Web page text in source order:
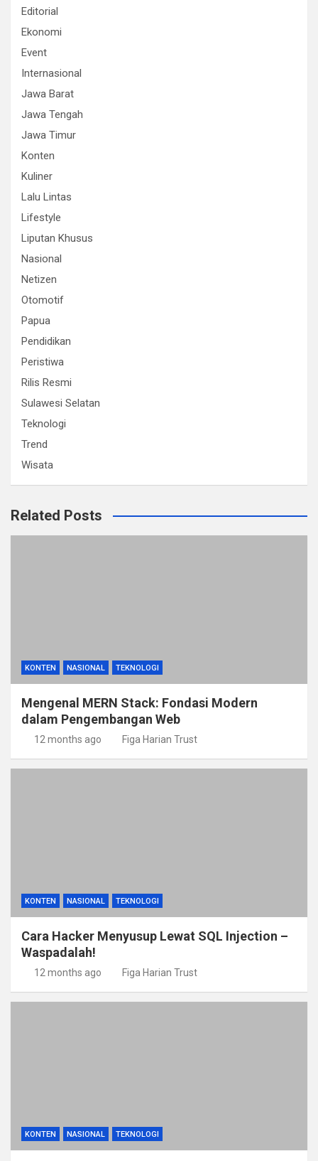
Editorial
Ekonomi
Event
Internasional
Jawa Barat
Jawa Tengah
Jawa Timur
Konten
Kuliner
Lalu Lintas
Lifestyle
Liputan Khusus
Nasional
Netizen
Otomotif
Papua
Pendidikan
Peristiwa
Rilis Resmi
Sulawesi Selatan
Teknologi
Trend
Wisata
Related Posts
KONTEN NASIONAL TEKNOLOGI
Mengenal MERN Stack: Fondasi Modern
dalam Pengembangan Web
12 months ago Figa Harian Trust
KONTEN NASIONAL TEKNOLOGI
Cara Hacker Menyusup Lewat SQL Injection –
Waspadalah!
12 months ago Figa Harian Trust
KONTEN NASIONAL TEKNOLOGI